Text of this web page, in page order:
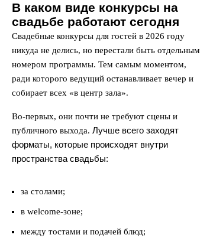
В каком виде конкурсы на
свадьбе работают сегодня
Свадебные конкурсы для гостей в 2026 году
никуда не делись, но перестали быть отдельным
номером программы. Тем самым моментом,
ради которого ведущий останавливает вечер и
собирает всех «в центр зала».
Во-первых, они почти не требуют сцены и
публичного выхода. Лучше всего заходят
форматы, которые происходят внутри
пространства свадьбы:
за столами;
в welcome-зоне;
между тостами и подачей блюд;